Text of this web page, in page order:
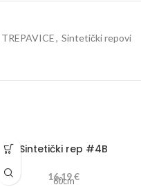
, Sintetički repovi
Sintetički rep #4B
16,19€
60cm